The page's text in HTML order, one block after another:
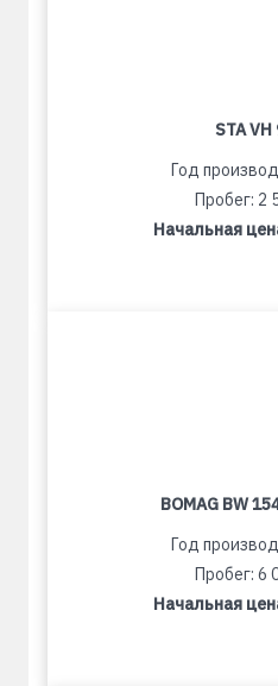
STA VH
Год
Пробег: 2
Начальная
BOMAG BW
Год
Пробег: 6
Начальная